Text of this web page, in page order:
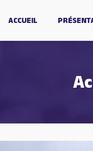
ACCUEIL